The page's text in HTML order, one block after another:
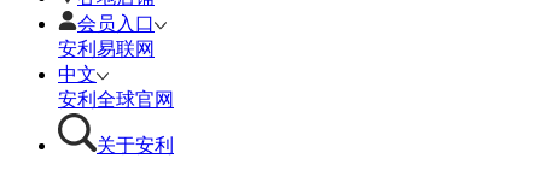
会员入口
安利易联网
中文
安利全球官网
关于安利